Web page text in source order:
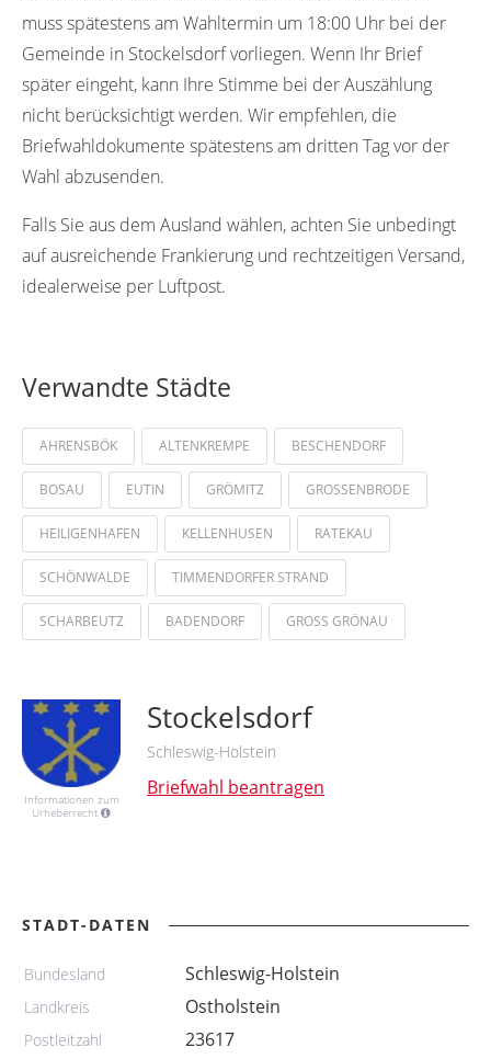
muss spätestens am Wahltermin um 18:00 Uhr bei der
Gemeinde in Stockelsdorf vorliegen. Wenn Ihr Brief
später eingeht, kann Ihre Stimme bei der Auszählung
nicht berücksichtigt werden. Wir empfehlen, die
Briefwahldokumente spätestens am dritten Tag vor der
Wahl abzusenden.
Falls Sie aus dem Ausland wählen, achten Sie unbedingt
auf ausreichende Frankierung und rechtzeitigen Versand,
idealerweise per Luftpost.
Verwandte Städte
AHRENSBÖK ALTENKREMPE BESCHENDORF
BOSAU EUTIN GRÖMITZ GROSSENBRODE
HEILIGENHAFEN KELLENHUSEN RATEKAU
SCHÖNWALDE TIMMENDORFER STRAND
SCHARBEUTZ BADENDORF GROSS GRÖNAU
Informationen zum
Urheberrecht
Stockelsdorf
Schleswig-Holstein
Briefwahl beantragen
STADT-DATEN
Bundesland Schleswig-Holstein
Landkreis Ostholstein
Postleitzahl 23617